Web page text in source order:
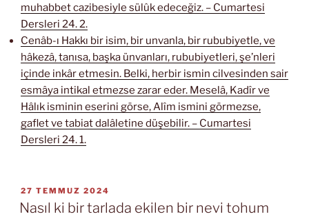
muhabbet cazibesiyle sülûk edeceğiz. – Cumartesi
Dersleri 24. 2.
Cenâb-ı Hakkı bir isim, bir unvanla, bir rububiyetle, ve
hâkezâ, tanısa, başka ünvanları, rububiyetleri, şe’nleri
içinde inkâr etmesin. Belki, herbir ismin cilvesinden sair
esmâya intikal etmezse zarar eder. Meselâ, Kadîr ve
Hâlık isminin eserini görse, Alîm ismini görmezse,
gaflet ve tabiat dalâletine düşebilir. – Cumartesi
Dersleri 24. 1.
YAYIM
TARIHI
27 TEMMUZ 2024
Nasıl ki bir tarlada ekilen bir nevi tohum